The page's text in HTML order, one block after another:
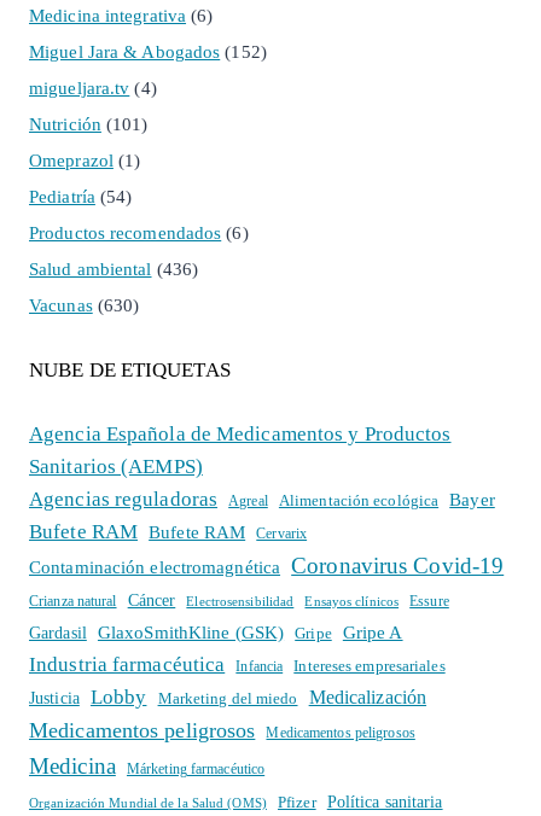
Medicina integrativa (6)
Miguel Jara & Abogados (152)
migueljara.tv (4)
Nutrición (101)
Omeprazol (1)
Pediatría (54)
Productos recomendados (6)
Salud ambiental (436)
Vacunas(630)
NUBE DE ETIQUETAS
Agencia Española de Medicamentos y Productos
Sanitarios (AEMPS)
Agencias reguladoras
Agreal Alimentación ecológica Bayer
Bufete RAM Bufete RAM Cervarix
Contaminación electromagnética Coronavirus Covid-19
Crianza natural Cáncer Electrosensibilidad Ensayos clínicos Essure
Gardasil GlaxoSmithKline (GSK) Gripe Gripe A
Industria farmacéutica Infancia
Intereses empresariales
Justicia
Lobby Marketing del miedo Medicalización
Medicamentos peligrosos Medicamentos peligrosos
Medicina Márketing farmacéutico
Organización Mundial de la Salud (OMS) Pfizer Política sanitaria